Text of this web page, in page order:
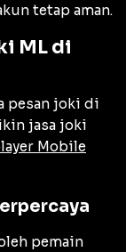
tetap aman.
ML di
pesan joki di
jasa joki
Mobile
pemain